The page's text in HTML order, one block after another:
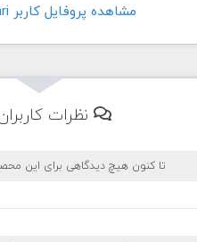
مشاهده پروفايل کاربر vahidkosari
نظرات
تا کنون هیچ دیدگاهی برای این